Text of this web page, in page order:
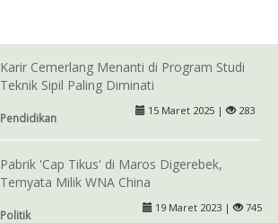
Karir Cemerlang Menanti di Program Studi
Teknik Sipil Paling Diminati
Pendidikan
15 Maret 2025 | 283
Pabrik 'Cap Tikus' di Maros Digerebek,
Ternyata Milik WNA China
Politik
19 Maret 2023 | 745